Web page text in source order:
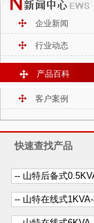
企业新闻
行业动态
产品百科
客户案例
快速查找产品